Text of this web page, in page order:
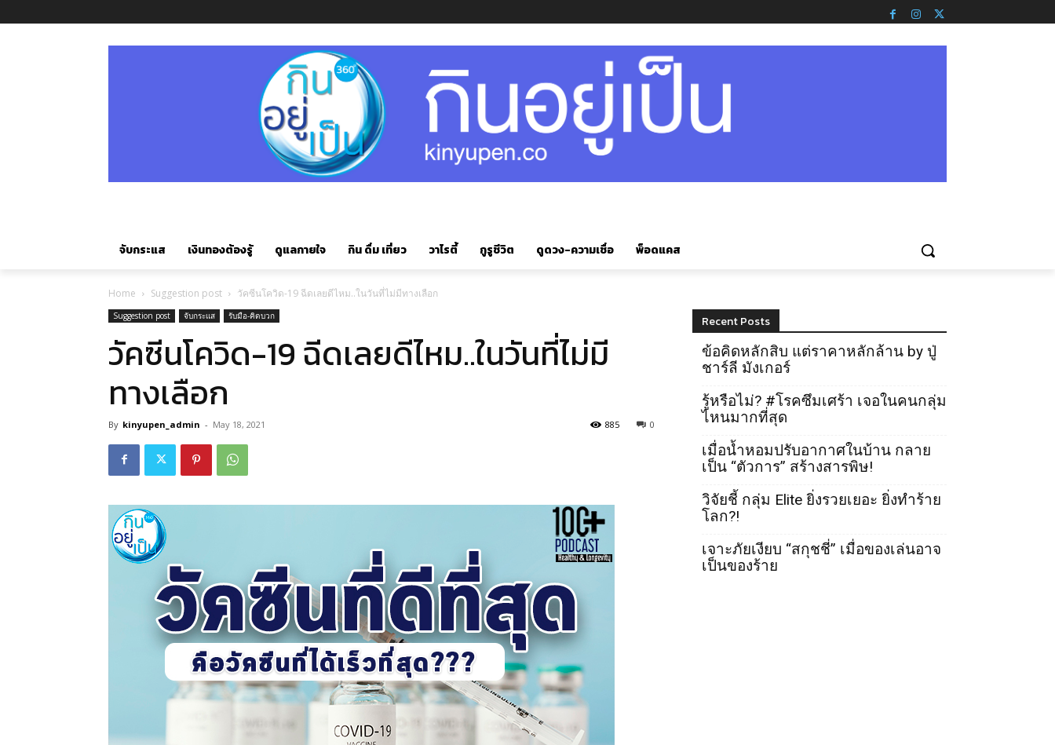
จับกระแส เงินทองต้องรู้ ดูแลกายใจ กิน ดื่ม เที่ยว วาไรตี้ กูรูชีวิต ดูดวง-ความเชื่อ พ็อดแคส
Home Suggestion post วัคซีนโควิด-19 ฉีดเลยดีไหม..ในวันที่ไม่มีทางเลือก
Suggestion post จับกระแส รับมือ-คิดบวก
วัคซีนโควิด-19 ฉีดเลยดีไหม..ในวันที่ไม่มี
ทางเลือก
By kinyupen_admin - May 18, 2021 0
885
Recent Posts
ข้อคิดหลักสิบ แต่ราคาหลักล้าน by ปู่
ชาร์ลี มังเกอร์
รู้หรือไม่? #โรคซึมเศร้า เจอในคนกลุ่ม
ไหนมากที่สุด
เมื่อน้ำหอมปรับอากาศในบ้าน กลาย
เป็น “ตัวการ” สร้างสารพิษ!
วิจัยชี้ กลุ่ม Elite ยิ่งรวยเยอะ ยิ่งทำร้าย
โลก?!
เจาะภัยเงียบ “สกุชชี่” เมื่อของเล่นอาจ
เป็นของร้าย